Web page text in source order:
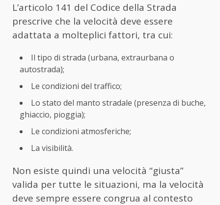
L’articolo 141 del Codice della Strada
prescrive che la velocità deve essere
adattata a molteplici fattori, tra cui:
Il tipo di strada (urbana, extraurbana o
autostrada);
Le condizioni del traffico;
Lo stato del manto stradale (presenza di buche,
ghiaccio, pioggia);
Le condizioni atmosferiche;
La visibilità.
Non esiste quindi una velocità “giusta”
valida per tutte le situazioni, ma la velocità
deve sempre essere congrua al contesto